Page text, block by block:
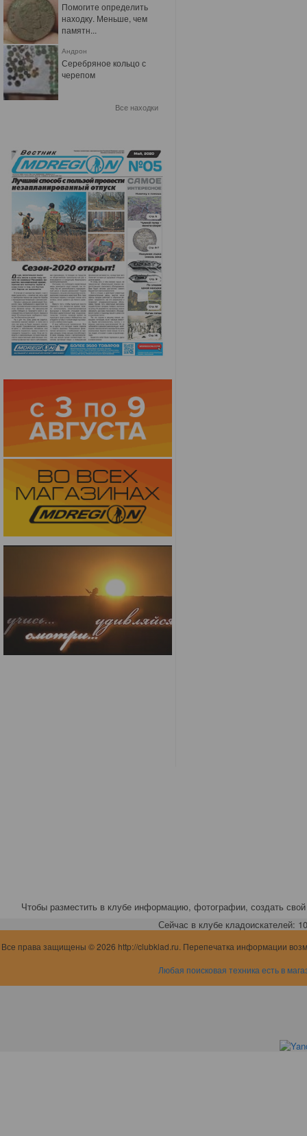
Помогите определить
находку. Меньше, чем
памятн...
Андрон
Серебряное кольцо с
черепом
Все находки
Чтобы разместить в клубе информацию, фотографии, создать свой
Сейчас в клубе кладоискателей:
Все права защищены © 2026 http://clubklad.ru. Перепечатка информации
Любая поисковая техника есть в